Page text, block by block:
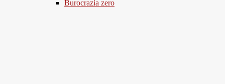
Burocrazia zero